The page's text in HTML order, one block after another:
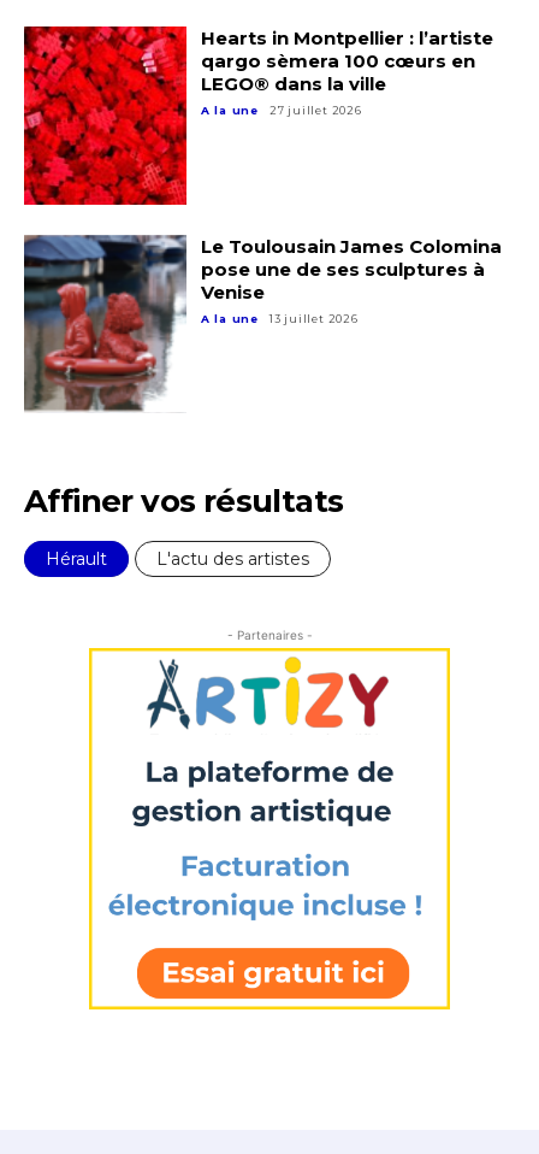
Adresse email*
J'accepte lestermes et conditions
* Champ obligatoire
Adresse email*
J'accepte lestermes et conditions
Hearts in Montpellier : l’artiste
qargo sèmera 100 cœurs en
LEGO® dans la ville
A la une 27 juillet 2026
Le Toulousain James Colomina
pose une de ses sculptures à
Venise
A la une 13 juillet 2026
Affiner vos résultats
Hérault L'actu des artistes
- Partenaires -